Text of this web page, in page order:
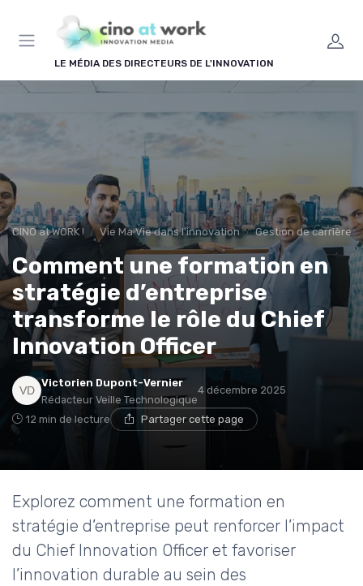
LE MÉDIA DES DIRECTEURS DE L'INNOVATION
CINO at WORK ! Vie Ma Vie dans l'innovation Gestion de carrière
Comment une formation en
stratégie d’entreprise
transforme le rôle du Chief
Innovation Officer
Victorien Dupont-Vernier
Rédacteur Veille Technologique
4 décembre 2025
12 min de lecture Partager cette page
Explorez comment une formation en
stratégie d’entreprise peut renforcer l’impact
du Chief Innovation Officer et favoriser
l’innovation durable au sein des